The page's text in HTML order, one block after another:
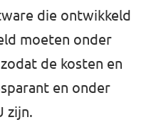
die ontwikkeld
moeten onder
de kosten en
en onder
zijn.